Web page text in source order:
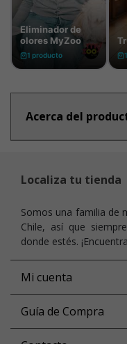
Acerca del
Localiza tu tienda
Somos una familia de
Chile, así que
donde estés.
Mi cuenta
Guía de Compra